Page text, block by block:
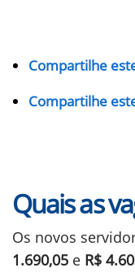
Compartilhe
Compartilhe
Quais as
Os novos
1.690,05 e R$